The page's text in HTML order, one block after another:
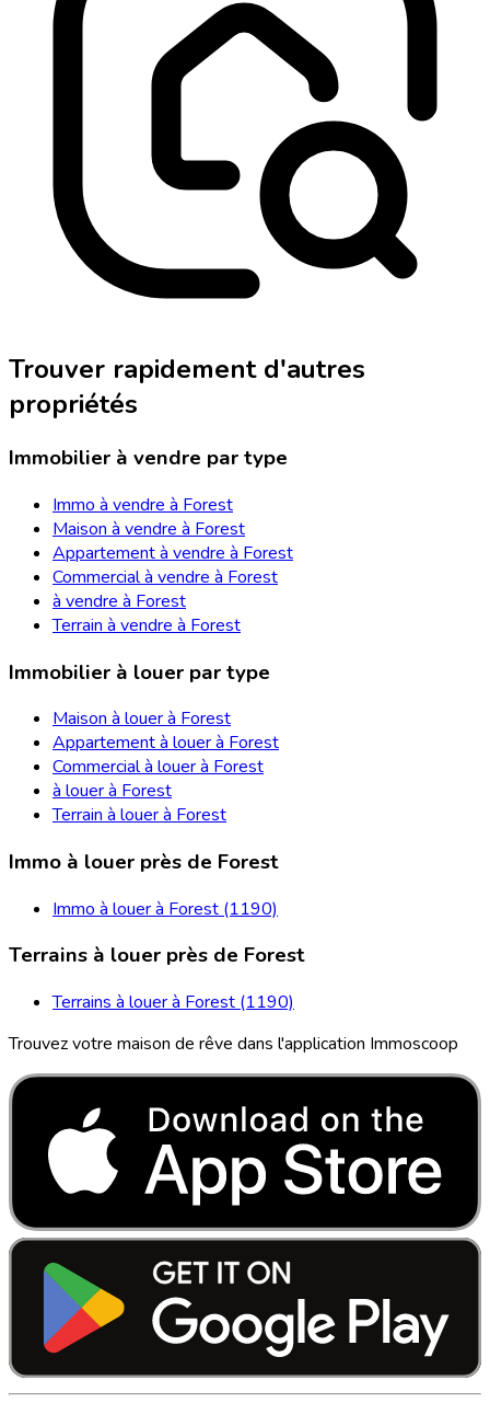
Trouver rapidement d'autres
propriétés
Immobilier à vendre par type
Immo à vendre à Forest
Maison à vendre à Forest
Appartement à vendre à Forest
Commercial à vendre à Forest
à vendre à Forest
Terrain à vendre à Forest
Immobilier à louer par type
Maison à louer à Forest
Appartement à louer à Forest
Commercial à louer à Forest
à louer à Forest
Terrain à louer à Forest
Immo à louer près de Forest
Immo à louer à Forest (1190)
Terrains à louer près de Forest
Terrains à louer à Forest (1190)
Trouvez votre maison de rêve dans l'application Immoscoop